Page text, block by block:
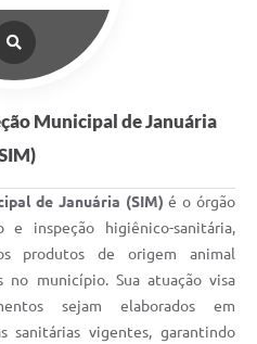
Municipal de Januária
de Januária (SIM) é o órgão
e inspeção higiênico-sanitária,
produtos de origem animal
no município. Sua atuação visa
sejam elaborados em
sanitárias vigentes, garantindo